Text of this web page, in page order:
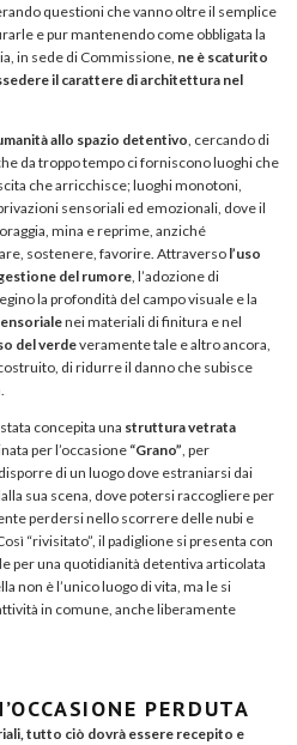
questioni che vanno oltre il semplice
e pur mantenendo come obbligata la
in sede di Commissione, ne è scaturito
il carattere di architettura nel
allo spazio detentivo, cercando di
da troppo tempo ci forniscono luoghi che
che arricchisce; luoghi monotoni,
sensoriali ed emozionali, dove il
mina e reprime, anziché
sostenere, favorire. Attraverso l’uso
del rumore, l’adozione di
la profondità del campo visuale e la
nei materiali di finitura e nel
del verdeveramente tale e altro ancora,
di ridurre il danno che subisce
concepita una struttura vetrata
per l’occasione “Grano”, per
di un luogo dove estraniarsi dai
sua scena, dove potersi raccogliere per
perdersi nello scorrere delle nubi e
“rivisitato”, il padiglione si presenta con
per una quotidianità detentiva articolata
non è l’unico luogo di vita, ma le si
in comune, anche liberamente
PERDUTA
tutto ciò dovrà essere recepito e